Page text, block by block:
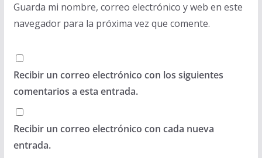
Guarda mi nombre, correo electrónico y web en este
navegador para la próxima vez que comente.
Recibir un correo electrónico con los siguientes
comentarios a esta entrada.
Recibir un correo electrónico con cada nueva
entrada.